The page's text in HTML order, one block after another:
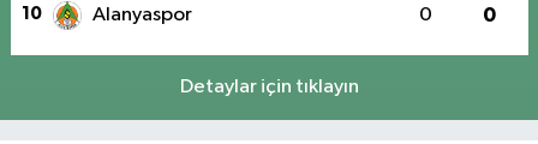
10 Alanyaspor 0 0
Detaylar için tıklayın